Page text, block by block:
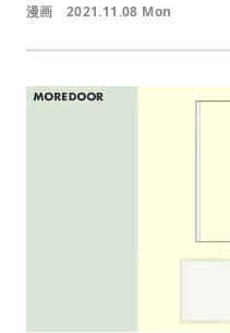
漫画 2021.11.08 Mon